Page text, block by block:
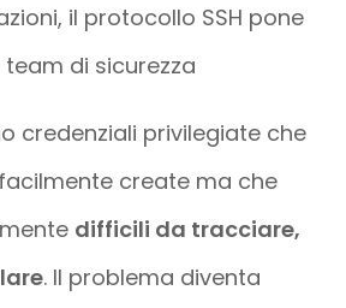
il protocollo SSH pone
di sicurezza
credenziali privilegiate che
create ma che
difficili da tracciare,
. Il problema diventa